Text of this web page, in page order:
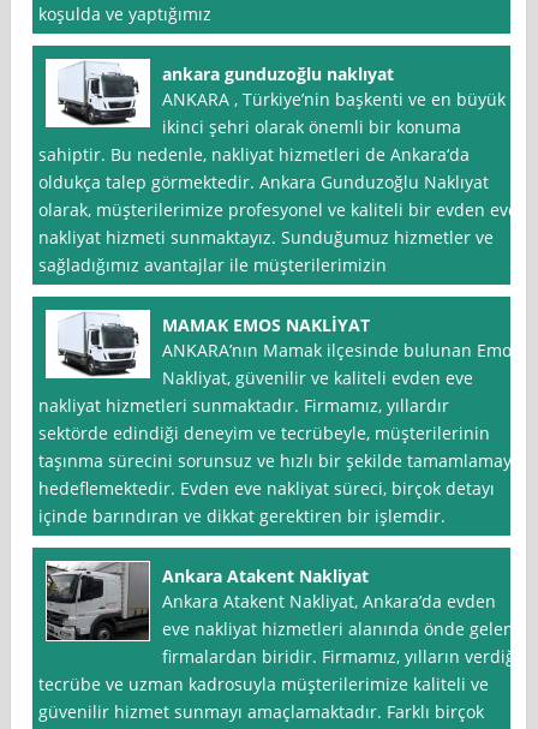
koşulda ve yaptığımız
ankara gunduzoğlu naklıyat
ANKARA , Türkiye’nin başkenti ve en büyük
ikinci şehri olarak önemli bir konuma
sahiptir. Bu nedenle, nakliyat hizmetleri de Ankara‘da
oldukça talep görmektedir. Ankara Gunduzoğlu Naklıyat
olarak, müşterilerimize profesyonel ve kaliteli bir evden eve
nakliyat hizmeti sunmaktayız. Sunduğumuz hizmetler ve
sağladığımız avantajlar ile müşterilerimizin
MAMAK EMOS NAKLİYAT
ANKARA’nın Mamak ilçesinde bulunan Emos
Nakliyat, güvenilir ve kaliteli evden eve
nakliyat hizmetleri sunmaktadır. Firmamız, yıllardır
sektörde edindiği deneyim ve tecrübeyle, müşterilerinin
taşınma sürecini sorunsuz ve hızlı bir şekilde tamamlamayı
hedeflemektedir. Evden eve nakliyat süreci, birçok detayı
içinde barındıran ve dikkat gerektiren bir işlemdir.
Ankara Atakent Nakliyat
Ankara Atakent Nakliyat, Ankara’da evden
eve nakliyat hizmetleri alanında önde gelen
firmalardan biridir. Firmamız, yılların verdiği
tecrübe ve uzman kadrosuyla müşterilerimize kaliteli ve
güvenilir hizmet sunmayı amaçlamaktadır. Farklı birçok